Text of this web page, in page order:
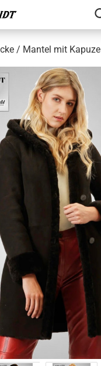
/ Man­tel mit Ka­pu­ze